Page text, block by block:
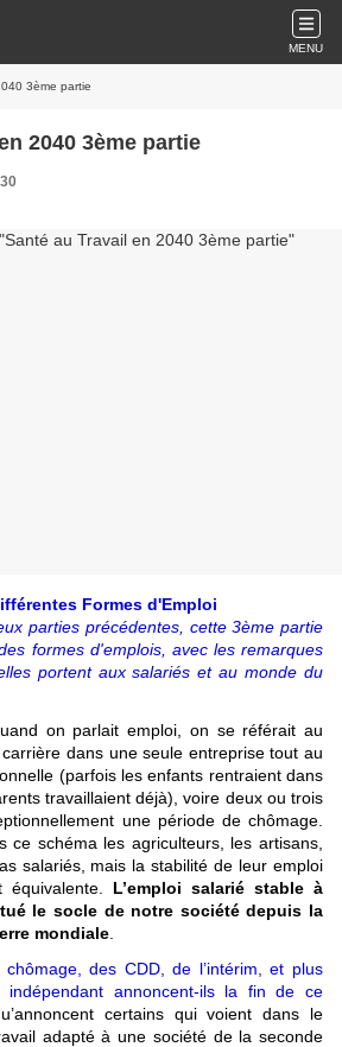
MENU
3ème partie
Santé au Travail en 2040 3ème partie
Formes d'Emploi
parties précédentes, cette 3ème partie
formes d'emplois, avec les remarques
portent aux salariés et au monde du
on parlait emploi, on se référait au
dans une seule entreprise tout au
(parfois les enfants rentraient dans
travaillaient déjà), voire deux ou trois
une période de chômage.
ce schéma les agriculteurs, les artisans,
salariés, mais la stabilité de leur emploi
L’emploi salarié stable à
le socle de notre société depuis la
mondiale
des CDD, de l’intérim, et plus
indépendant annoncent-ils la fin de ce
certains qui voient dans le
adapté à une société de la seconde